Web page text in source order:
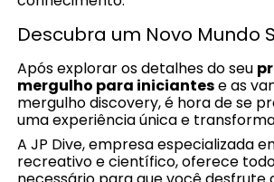
Descubra um Novo Mundo
Após explorar os detalhes do seu
mergulho para iniciantese as
mergulho discovery, é hora de se
uma experiência única e
A JP Dive, empresa especializada
recreativo e científico, oferece